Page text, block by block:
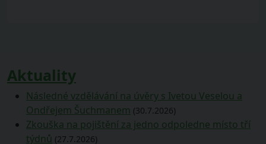
Aktuality
Následné vzdělávání na úvěry s Ivetou Veselou a
Ondřejem Šuchmanem (30.7.2026)
Zkouška na pojištění za jedno odpoledne místo tří
týdnů (27.7.2026)